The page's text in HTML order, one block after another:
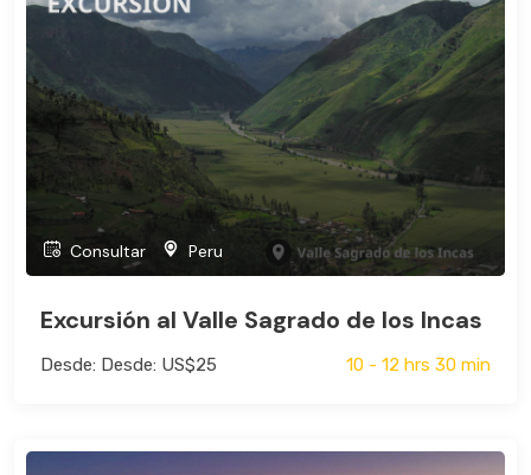
Consultar Peru
Excursión al Valle Sagrado de los Incas
Desde: Desde: US$25 10 - 12 hrs 30 min